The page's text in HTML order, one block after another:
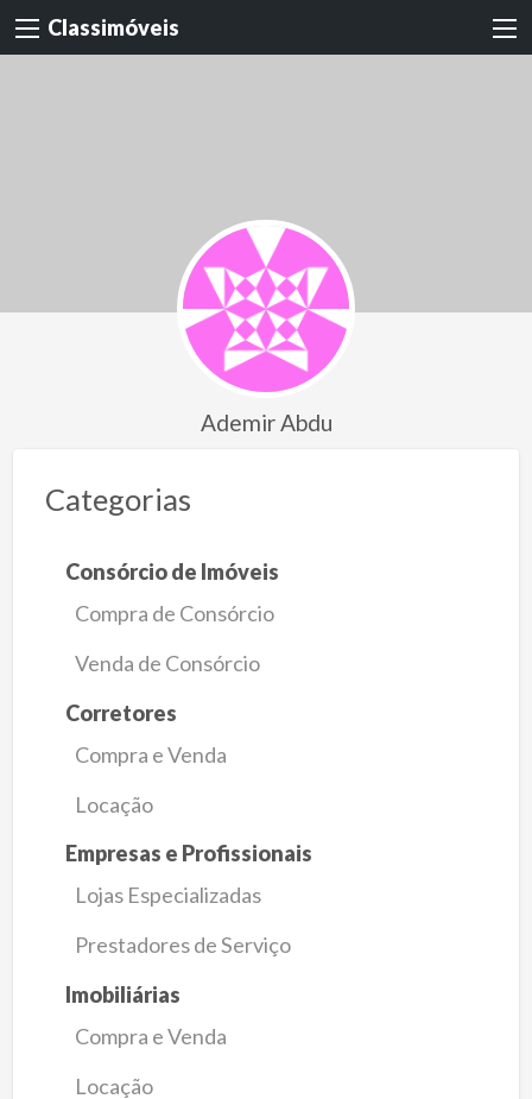
Classimóveis
Ademir Abdu
Categorias
Consórcio de Imóveis
Compra de Consórcio
Venda de Consórcio
Corretores
Compra e Venda
Locação
Empresas e Profissionais
Lojas Especializadas
Prestadores de Serviço
Imobiliárias
Compra e Venda
Locação